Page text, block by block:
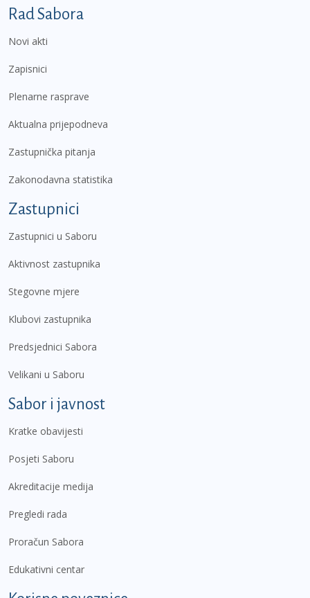
Podnožje prvi izbornik
Rad Sabora
Novi akti
Zapisnici
Plenarne rasprave
Aktualna prijepodneva
Zastupnička pitanja
Zakonodavna statistika
Zastupnici
Zastupnici u Saboru
Aktivnost zastupnika
Stegovne mjere
Klubovi zastupnika
Predsjednici Sabora
Velikani u Saboru
Sabor i javnost
Kratke obavijesti
Posjeti Saboru
Akreditacije medija
Pregledi rada
Proračun Sabora
Edukativni centar